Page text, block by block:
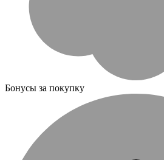
Бонусы за покупку